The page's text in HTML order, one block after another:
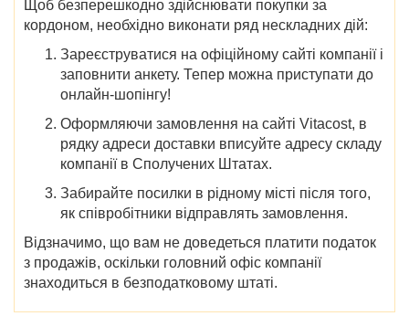
Щоб безперешкодно здійснювати покупки за
кордоном, необхідно виконати ряд нескладних дій:
Зареєструватися на офіційному сайті компанії і
заповнити анкету. Тепер можна приступати до
онлайн-шопінгу!
Оформляючи замовлення на сайті Vitacost, в
рядку адреси доставки вписуйте адресу складу
компанії в Сполучених Штатах.
Забирайте посилки в рідному місті після того,
як співробітники відправлять замовлення.
Відзначимо, що вам не доведеться платити податок
з продажів, оскільки головний офіс компанії
знаходиться в безподатковому штаті.